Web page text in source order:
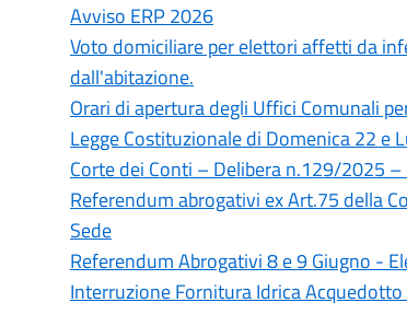
Avviso ERP 2026
Voto domiciliare per elettori affetti da
dall'abitazione.
Orari di apertura degli Uffici Comunali
Legge Costituzionale di Domenica 22 e
Corte dei Conti – Delibera n.129/2025 –
Referendum abrogativi ex Art.75 della
Sede
Referendum Abrogativi 8 e 9 Giugno -
Interruzione Fornitura Idrica